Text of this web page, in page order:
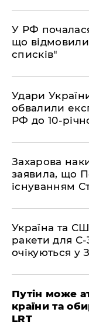
​У РФ
що
списків"
​Удари
обвалили
РФ до 10-
​Захарова
заявила, що
існуванням
​Україна та
ракети для
очікуються у
​Путін може
країни та
LRT